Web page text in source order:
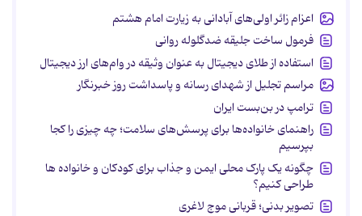
اعزام زائر اولی‌های آبادانی به زیارت امام هشتم
فرمول ساخت جلیقه ضدگلوله روانی
استفاده از طلای دیجیتال به عنوان وثیقه در وام‌های ارز دیجیتال
مراسم تجلیل از شهدای رسانه و پاسداشت روز خبرنگار
ترامپ در بن‌بست ایران
راهنمای خانواده‌ها برای پرسش‌های سلامت؛ چه چیزی را کجا
بپرسیم
چگونه یک پارک محلی ایمن و جذاب برای کودکان و خانواده ها
طراحی کنیم؟
تصویر بدنی؛ قربانی موج لاغری